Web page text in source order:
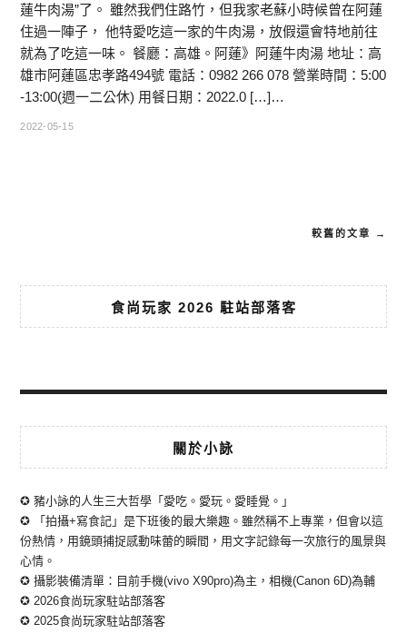
蓮牛肉湯”了。 雖然我們住路竹，但我家老蘇小時候曾在阿蓮
住過一陣子， 他特愛吃這一家的牛肉湯，放假還會特地前往
就為了吃這一味。 餐廳：高雄。阿蓮》阿蓮牛肉湯 地址：高
雄市阿蓮區忠孝路494號 電話：0982 266 078 營業時間：5:00
-13:00(週一二公休) 用餐日期：2022.0 […]…
2022-05-15
較舊的文章 →
食尚玩家 2026 駐站部落客
關於小詠
✪ 豬小詠的人生三大哲學「愛吃。愛玩。愛睡覺。」
✪ 「拍攝+寫食記」是下班後的最大樂趣。雖然稱不上專業，但會以這
份熱情，用鏡頭捕捉感動味蕾的瞬間，用文字記錄每一次旅行的風景與
心情。
✪ 攝影裝備清單：目前手機(vivo X90pro)為主，相機(Canon 6D)為輔
✪ 2026食尚玩家駐站部落客
✪ 2025食尚玩家駐站部落客